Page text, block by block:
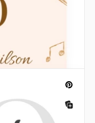
stile non è mai
modello di
Slides.